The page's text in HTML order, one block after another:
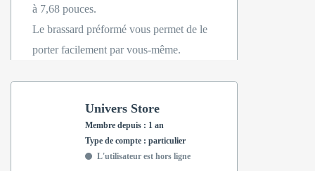
à 7,68 pouces.
Le brassard préformé vous permet de le
porter facilement par vous-même.
Univers Store
Membre depuis : 1 an
type de compte : particulier
L'utilisateur est hors ligne